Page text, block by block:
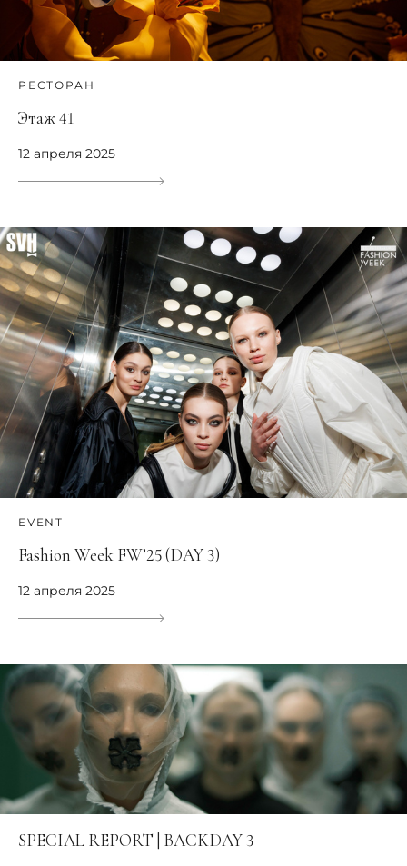
РЕСТОРАН
Этаж 41
12 апреля 2025
EVENT
Fashion Week FW’25 (DAY 3)
12 апреля 2025
SPECIAL REPORT | BACKDAY 3